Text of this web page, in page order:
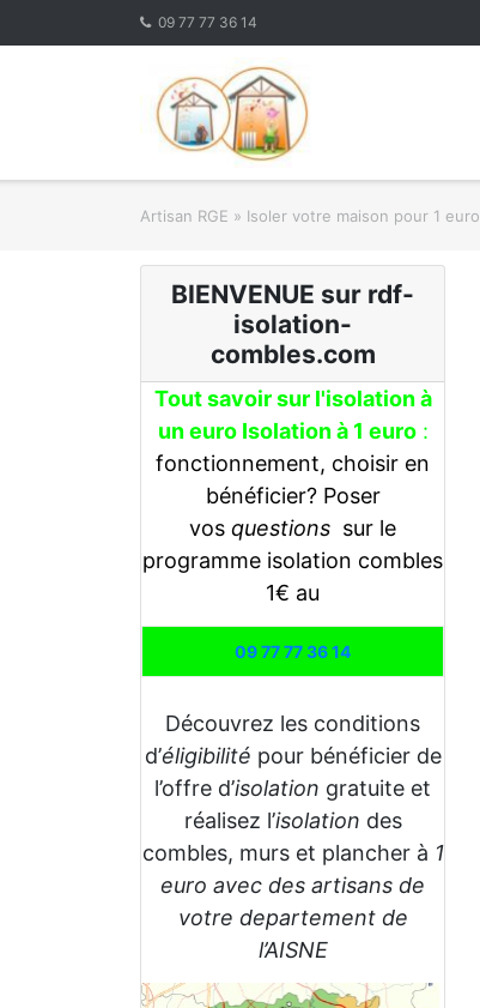
09 77 77 36 14
Artisan RGE » Isoler votre maison pour 1 euro
BIENVENUE sur rdf-
isolation-
combles.com
Tout savoir sur l'isolation à
un euro Isolation à 1 euro:
fonctionnement, choisir en
bénéficier? Poser
vos questions sur le
programme isolation combles
1€ au
09 77 77 36 14
Découvrez les conditions
d’éligibilité pour bénéficier de
l’offre d’isolation gratuite et
réalisez l’isolation des
combles, murs et plancher à 1
euro avec des artisans de
votre departement de
l’AISNE